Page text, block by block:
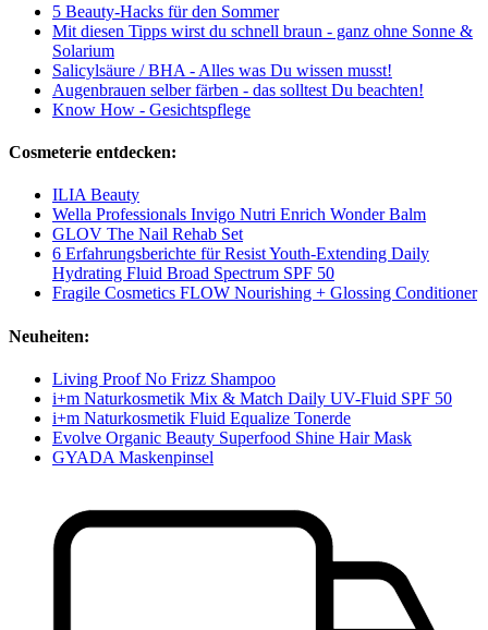
5 Beauty-Hacks für den Sommer
Mit diesen Tipps wirst du schnell braun - ganz ohne Sonne &
Solarium
Salicylsäure / BHA - Alles was Du wissen musst!
Augenbrauen selber färben - das solltest Du beachten!
Know How - Gesichtspflege
Cosmeterie entdecken:
ILIA Beauty
Wella Professionals Invigo Nutri Enrich Wonder Balm
GLOV The Nail Rehab Set
6 Erfahrungsberichte für Resist Youth-Extending Daily
Hydrating Fluid Broad Spectrum SPF 50
Fragile Cosmetics FLOW Nourishing + Glossing Conditioner
Neuheiten:
Living Proof No Frizz Shampoo
i+m Naturkosmetik Mix & Match Daily UV-Fluid SPF 50
i+m Naturkosmetik Fluid Equalize Tonerde
Evolve Organic Beauty Superfood Shine Hair Mask
GYADA Maskenpinsel